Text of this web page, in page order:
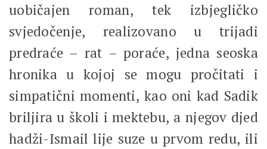
uobičajen roman, tek izbjegličko
svjedočenje, realizovano u trijadi
predraće – rat – poraće, jedna seoska
hronika u kojoj se mogu pročitati i
simpatični momenti, kao oni kad Sadik
briljira u školi i mektebu, a njegov djed
hadži-Ismail lije suze u prvom redu, ili